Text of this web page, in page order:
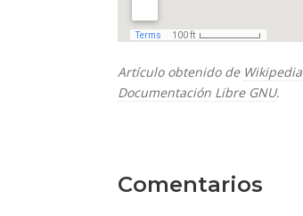
Artículo obtenido de Wikipedia
Documentación Libre GNU.
Comentarios